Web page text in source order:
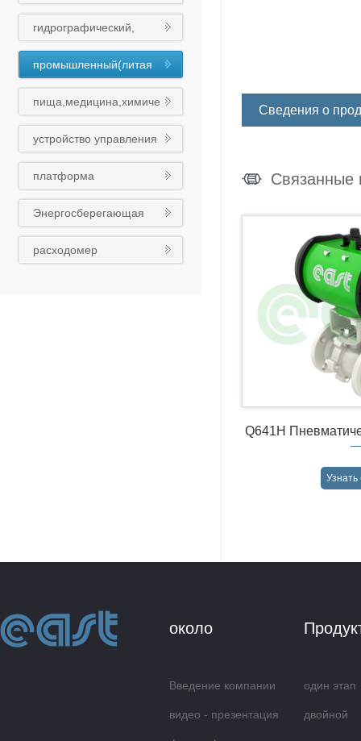
гидрографический,
муниципальный
(чугунный шариковый)
клапан
промышленный(литая
сталь)клапан
пища,медицина,химиче
ская промышленность
клапан
устройство управления
платформа
интеллигентного облака
Восточного насоса
Энергосберегающая
реконструкция
расходомер
Сведения о
Связанные
Q641H
около
Введение компании
видео - презентация
один этап
двойной